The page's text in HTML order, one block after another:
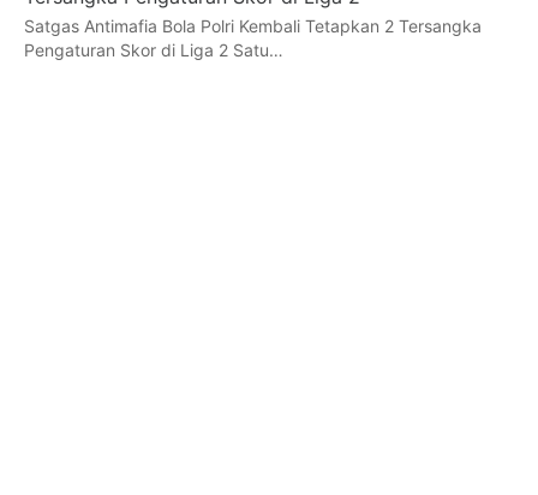
Satgas Antimafia Bola Polri Kembali Tetapkan 2 Tersangka
Pengaturan Skor di Liga 2 Satu…